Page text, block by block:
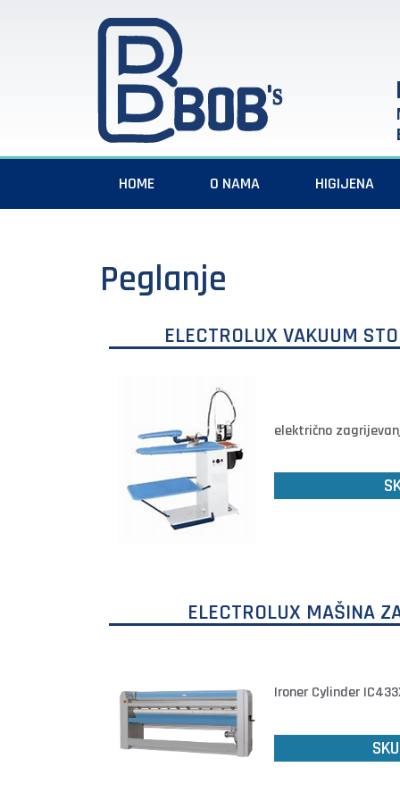
HOME O NAMA HIGIJENA
Peglanje
ELECTROLUX VAKUUM
električno
ELECTROLUX MAŠINA
Ironer Cylinder